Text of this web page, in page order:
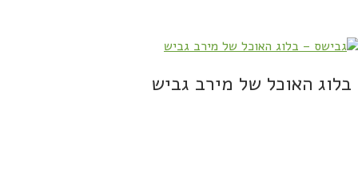
בלוג האוכל של מירב גביש